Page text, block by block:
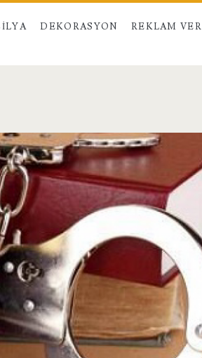
DEKORASYON REKLAM VER